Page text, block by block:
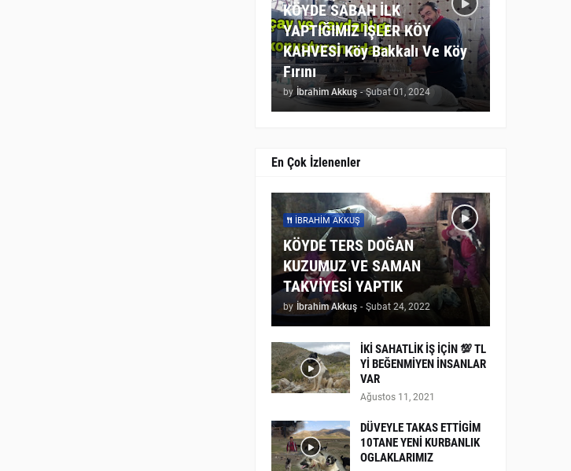
KÖYDE SABAH İLK
YAPTIĞIMIZ İŞLER KÖY
KAHVESİ Köy Bakkalı Ve Köy
Fırını
by İbrahim Akkuş - Şubat 01, 2024
En Çok İzlenenler
İBRAHIM AKKUŞ
KÖYDE TERS DOĞAN
KUZUMUZ VE SAMAN
TAKVİYESİ YAPTIK
by İbrahim Akkuş - Şubat 24, 2022
İKİ SAHATLİK İŞ İÇİN 💯 TL
Yİ BEĞENMİYEN İNSANLAR
VAR
Ağustos 11, 2021
DÜVEYLE TAKAS ETTİGİM
10TANE YENİ KURBANLIK
OGLAKLARIMIZ